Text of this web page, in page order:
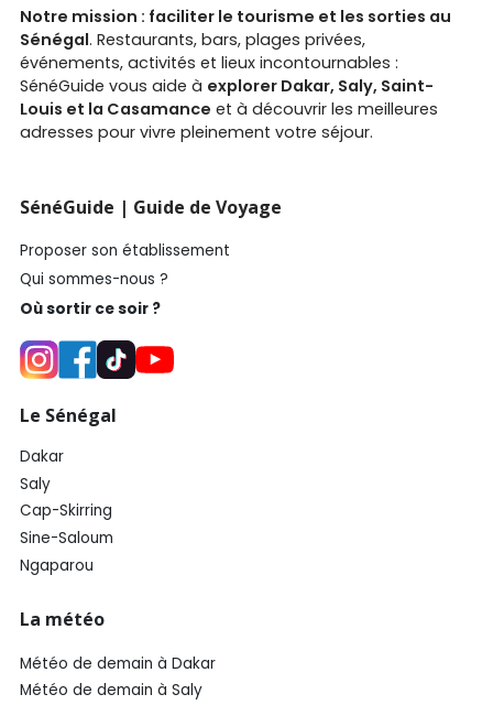
Notre mission : faciliter le tourisme et les sorties au
Sénégal. Restaurants, bars, plages privées,
événements, activités et lieux incontournables :
SénéGuide vous aide à explorer Dakar, Saly, Saint-
Louis et la Casamance et à découvrir les meilleures
adresses pour vivre pleinement votre séjour.
SénéGuide | Guide de Voyage
Proposer son établissement
Qui sommes-nous ?
Où sortir ce soir ?
Le Sénégal
Dakar
Saly
Cap-Skirring
Sine-Saloum
Ngaparou
La météo
Météo de demain à Dakar
Météo de demain à Saly